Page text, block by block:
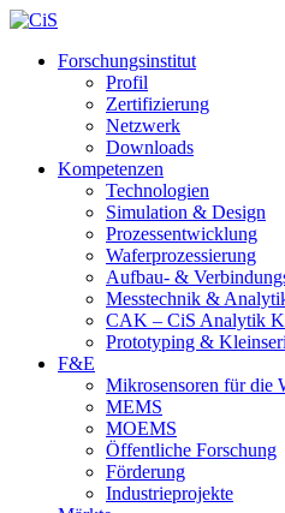
Forschungsinstitut
Profil
Zertifizierung
Netzwerk
Downloads
Kompetenzen
Technologien
Simulation & Design
Prozessentwicklung
Waferprozessierung
Aufbau- &
Messtechnik &
CAK – CiS Analytik
Prototyping &
F&E
Mikrosensoren für die
MEMS
MOEMS
Öffentliche Forschung
Förderung
Industrieprojekte